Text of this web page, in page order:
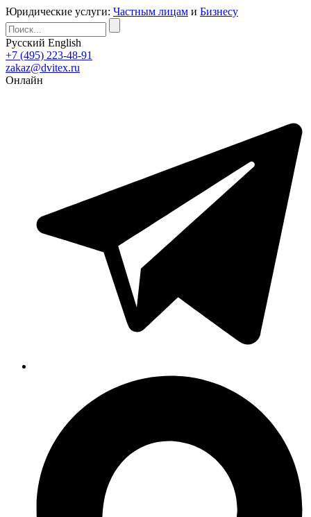
Юридические услуги: Частным лицам и Бизнесу
Русский English
+7 (495) 223-48-91
zakaz@dvitex.ru
Онлайн